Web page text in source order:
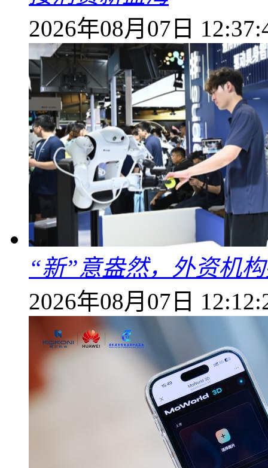
2026年08月07日
“新”意盎然，外资机
2026年08月07日